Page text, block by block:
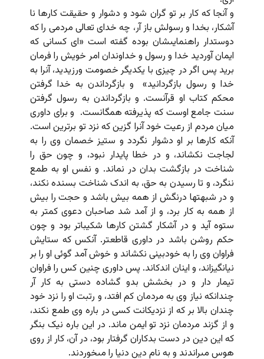
و آنجا که کار بر تو گران شود و دشوار و حقیقت کارها نا
آشکار، بخدا و رسولش باز آر، چه خداى تعالى مردمى را که
دوستدار راهنمایى‏شان بوده گفته است «اى کسانى که
ایمان آوردید خدا و رسول و خداوندان امر خویش را فرمان
برید پس اگر در چیزى با یکدیگر خصومت ورزیدید، آنرا به
خدا و رسول بازگردانید» و بازگرداندن به خدا گرفتن
محکم کتاب او قرآنست. و بازگرداندن به رسول گرفتن
سنت جامع اوست که پذیرفته همگانست. و براى داورى
میان مردم از رعیت خود آنرا گزین که نزد تو برترین است.
آنکه کارها بر او دشوار نگردد و ستیز خصمان وى را به
لجاجت نکشاند، و در خطا پایدار نبود، و چون حق را
شناخت در بازگشت بدان در نماند. و نفس او به طمع
ننگرد، و تا رسیدن به حق، به اندک شناخت بسنده نکند،
و در شبهت‏ها درنگش از همه بیش باشد و حجت را بیش
از همه به کار برد، و از آمد شد صاحبان دعوى کمتر به
ستوه آید و در آشکار گشتن کارها شکیباتر بود و چون
حکم روشن باشد در داورى قاطع‏تر. آنکس که ستایش
فراوان وى را به خودبینى نکشاند و خوش آمد گوئى او را بر
نیانگیزاند، و اینان اندک‏اند. پس داورى چنین کس را فراوان
تیمار دار و در بخشش بدو گشاده دستى به کار آر
چندانکه نیاز وى به مردمان کم افتد، و رتبت او را نزد خود
چندان بالا بر که از نزدیکانت کسى در باره وى طمع نکند،
و از گزند مردمان نزد تو ایمن ماند. در این باره نیک بنگر
که این دین در دست بدکاران گرفتار بود، در آن، کار از روى
هوس مى‏راندند و به نام دین دنیا را مى‏خوردند.